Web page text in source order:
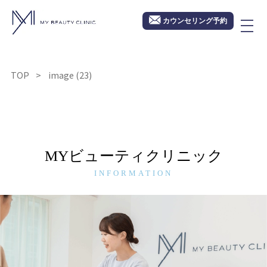
カウンセリング予約
TOP image (23)
MYビューティクリニック
INFORMATION